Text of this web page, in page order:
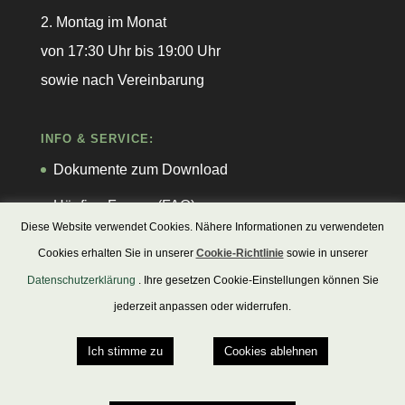
2. Montag im Monat
von 17:30 Uhr bis 19:00 Uhr
sowie nach Vereinbarung
INFO & SERVICE:
Dokumente zum Download
Häufige Fragen (FAQ)
Cookie-Richtlinie
Diese Website verwendet Cookies. Nähere Informationen zu verwendeten
Cookies erhalten Sie in unserer Cookie-Richtliniesowie in unserer
Datenschutzerklärung . Ihre gesetzen Cookie-Einstellungen können Sie
jederzeit anpassen oder widerrufen.
Ich stimme zu Cookies ablehnen